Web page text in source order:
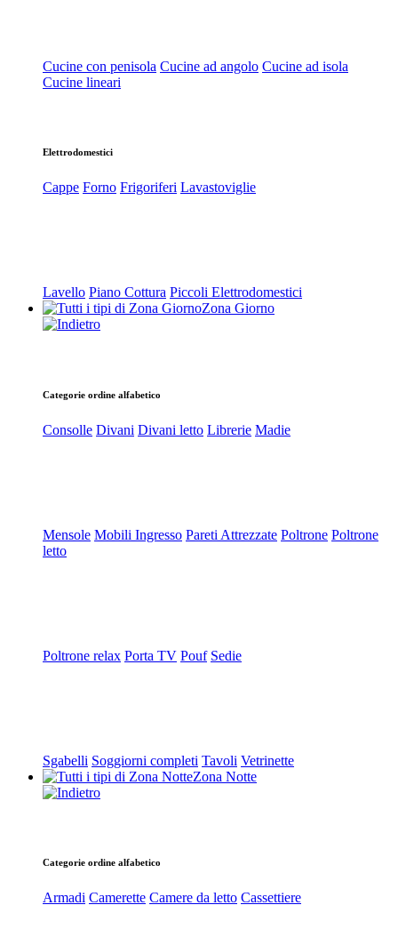
Cucine con penisola Cucine ad angolo Cucine ad isola
Cucine lineari
Elettrodomestici
Cappe Forno Frigoriferi Lavastoviglie
Lavello Piano Cottura Piccoli Elettrodomestici
Zona Giorno
Categorie ordine alfabetico
Consolle Divani Divani letto Librerie Madie
Mensole Mobili Ingresso Pareti Attrezzate Poltrone Poltrone
letto
Poltrone relax Porta TV Pouf Sedie
Sgabelli Soggiorni completi Tavoli Vetrinette
Zona Notte
Categorie ordine alfabetico
Armadi Camerette Camere da letto Cassettiere